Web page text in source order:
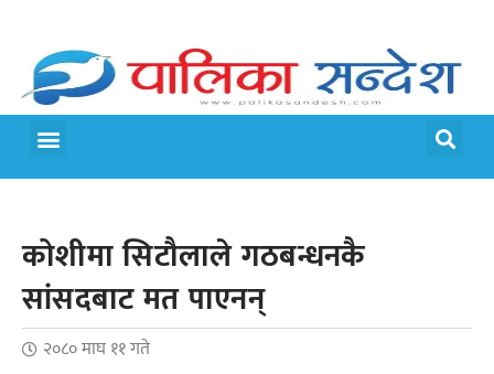
कोशीमा सिटौलाले गठबन्धनकै
सांसदबाट मत पाएनन्
२०८० माघ ११ गते